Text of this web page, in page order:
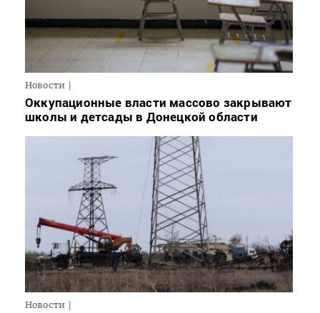
Новости
Оккупационные власти массово закрывают
школы и детсады в Донецкой области
Новости